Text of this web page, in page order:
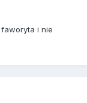
i nie